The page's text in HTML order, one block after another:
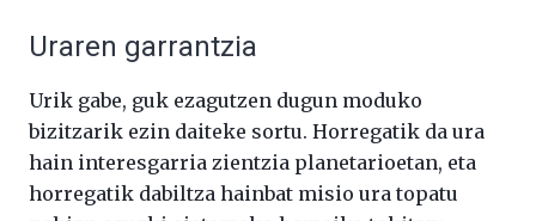
Uraren garrantzia
Urik gabe, guk ezagutzen dugun moduko
bizitzarik ezin daiteke sortu. Horregatik da ura
hain interesgarria zientzia planetarioetan, eta
horregatik dabiltza hainbat misio ura topatu